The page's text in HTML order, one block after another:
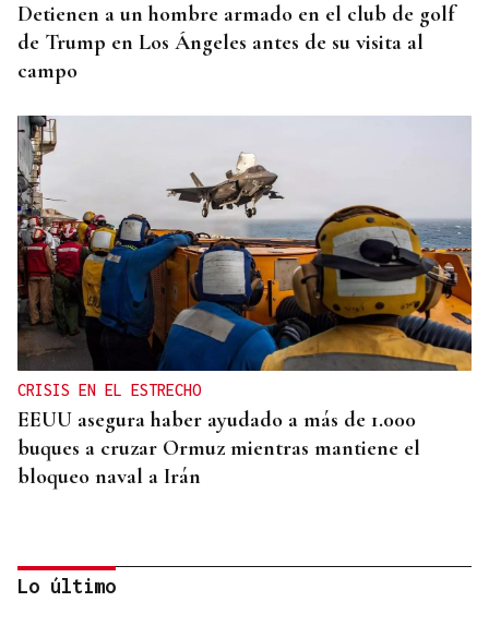
Detienen a un hombre armado en el club de golf
de Trump en Los Ángeles antes de su visita al
campo
CRISIS EN EL ESTRECHO
EEUU asegura haber ayudado a más de 1.000
buques a cruzar Ormuz mientras mantiene el
bloqueo naval a Irán
Lo último